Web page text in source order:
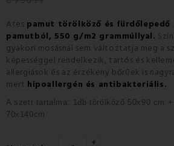
Ates pamut törölköző és fürdőlepedő
pamutból, 550 g/m2 grammúllyal.
gyakori mosásnál sem változtatja meg a
képességgel rendelkezik, tartós és
allergiások és az érzékeny bőrűek is
mert hipoallergén és antibakteriális.
A szett tartalma: 1db törölköző 50x90 cm +
70x140cm
+